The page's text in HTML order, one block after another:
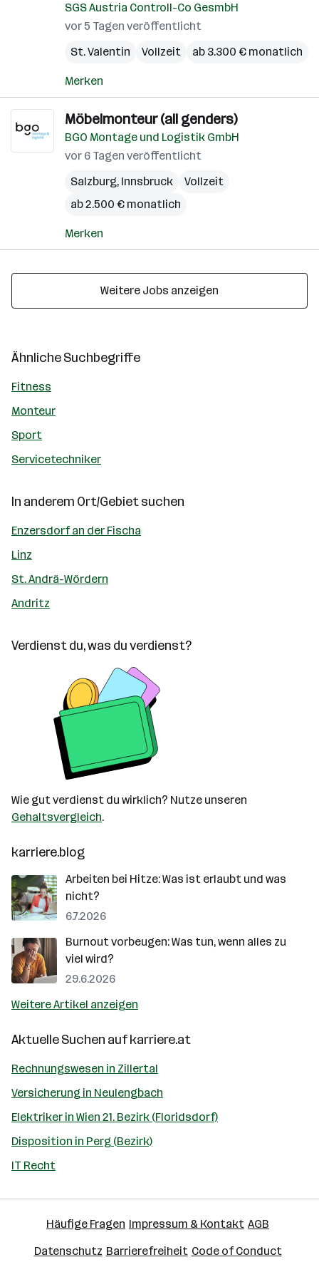
SGS Austria Controll-Co GesmbH
vor 5 Tagen veröffentlicht
St. Valentin
Vollzeit ab 3.300 € monatlich
Merken
Möbelmonteur (all genders)
BGO Montage und Logistik GmbH
vor 6 Tagen veröffentlicht
Salzburg, Innsbruck
Vollzeit
ab 2.500 € monatlich
Merken
Weitere Jobs anzeigen
Ähnliche Suchbegriffe
Fitness
Monteur
Sport
Servicetechniker
In anderem Ort/Gebiet suchen
Enzersdorf an der Fischa
Linz
St. Andrä-Wördern
Andritz
Verdienst du, was du verdienst?
Wie gut verdienst du wirklich? Nutze unseren
Gehaltsvergleich.
karriere.blog
Arbeiten bei Hitze: Was ist erlaubt und was
nicht?
6.7.2026
Burnout vorbeugen: Was tun, wenn alles zu
viel wird?
29.6.2026
Weitere Artikel anzeigen
Aktuelle Suchen aufkarriere.at
Rechnungswesen in Zillertal
Versicherung in Neulengbach
Elektriker in Wien 21. Bezirk (Floridsdorf)
Disposition in Perg (Bezirk)
IT Recht
Häufige Fragen Impressum & Kontakt AGB
Datenschutz Barrierefreiheit Code of Conduct